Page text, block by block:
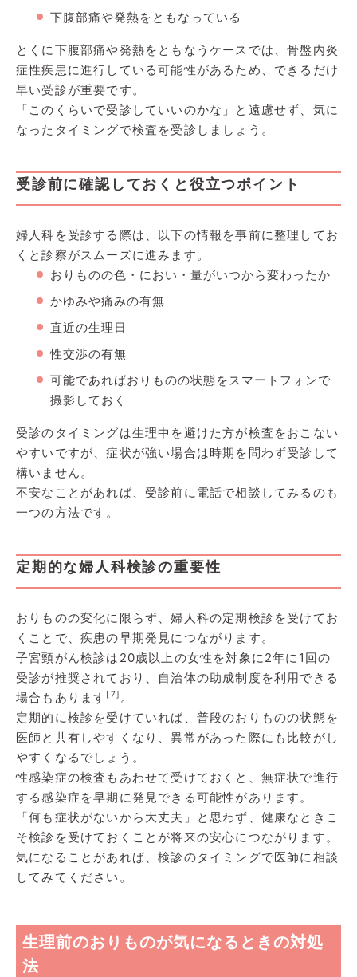
下腹部痛や発熱をともなっている
とくに下腹部痛や発熱をともなうケースでは、骨盤内炎
症性疾患に進行している可能性があるため、できるだけ
早い受診が重要です。
「このくらいで受診していいのかな」と遠慮せず、気に
なったタイミングで検査を受診しましょう。
受診前に確認しておくと役立つポイント
婦人科を受診する際は、以下の情報を事前に整理してお
くと診察がスムーズに進みます。
おりものの色・におい・量がいつから変わったか
かゆみや痛みの有無
直近の生理日
性交渉の有無
可能であればおりものの状態をスマートフォンで
撮影しておく
受診のタイミングは生理中を避けた方が検査をおこない
やすいですが、症状が強い場合は時期を問わず受診して
構いません。
不安なことがあれば、受診前に電話で相談してみるのも
一つの方法です。
定期的な婦人科検診の重要性
おりものの変化に限らず、婦人科の定期検診を受けてお
くことで、疾患の早期発見につながります。
子宮頸がん検診は20歳以上の女性を対象に2年に1回の
受診が推奨されており、自治体の助成制度を利用できる
場合もあります [7] 。
定期的に検診を受けていれば、普段のおりものの状態を
医師と共有しやすくなり、異常があった際にも比較がし
やすくなるでしょう。
性感染症の検査もあわせて受けておくと、無症状で進行
する感染症を早期に発見できる可能性があります。
「何も症状がないから大丈夫」と思わず、健康なときこ
そ検診を受けておくことが将来の安心につながります。
気になることがあれば、検診のタイミングで医師に相談
してみてください。
生理前のおりものが気になるときの対処
法